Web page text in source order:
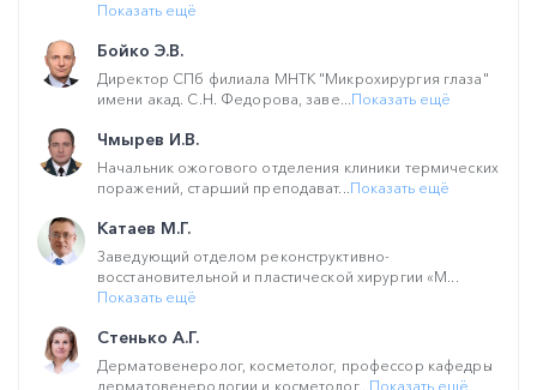
Показать ещё
Бойко Э.В.
Директор СПб филиала МНТК "Микрохирургия глаза"
имени акад. С.Н. Федорова, заве...Показать ещё
Чмырев И.В.
Начальник ожогового отделения клиники термических
поражений, старший преподават...Показать ещё
Катаев М.Г.
Заведующий отделом реконструктивно-
восстановительной и пластической хирургии «М...
Показать ещё
Стенько А.Г.
Дерматовенеролог, косметолог, профессор кафедры
дерматовенерологии и косметолог... Показать ещё